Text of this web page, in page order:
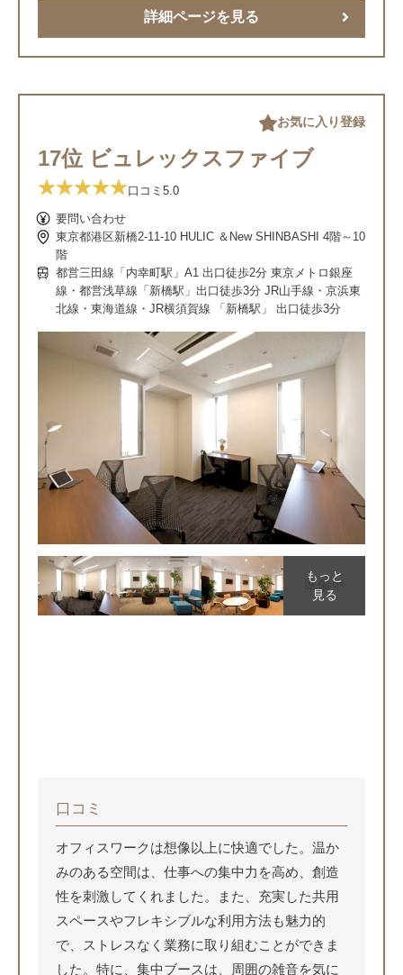
詳細ページを見る
17位 ビュレックスファイブ
口コミ 5.0
要問い合わせ
東京都港区新橋2-11-10 HULIC ＆New SHINBASHI 4階～10
階
都営三田線「内幸町駅」A1 出口徒歩2分 東京メトロ銀座
線・都営浅草線「新橋駅」出口徒歩3分 JR山手線・京浜東
北線・東海道線・JR横須賀線 「新橋駅」 出口徒歩3分
お気に入り登録
もっと
見る
口コミ
オフィスワークは想像以上に快適でした。温か
みのある空間は、仕事への集中力を高め、創造
性を刺激してくれました。また、充実した共用
スペースやフレキシブルな利用方法も魅力的
で、ストレスなく業務に取り組むことができま
した。特に、集中ブースは、周囲の雑音を気に